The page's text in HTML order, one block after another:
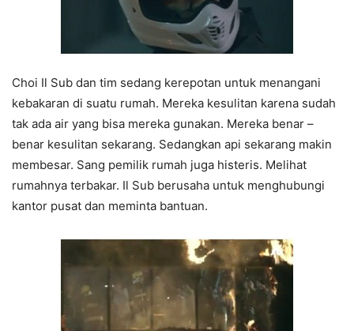
Choi Il Sub dan tim sedang kerepotan untuk menangani
kebakaran di suatu rumah. Mereka kesulitan karena sudah
tak ada air yang bisa mereka gunakan. Mereka benar –
benar kesulitan sekarang. Sedangkan api sekarang makin
membesar. Sang pemilik rumah juga histeris. Melihat
rumahnya terbakar. Il Sub berusaha untuk menghubungi
kantor pusat dan meminta bantuan.